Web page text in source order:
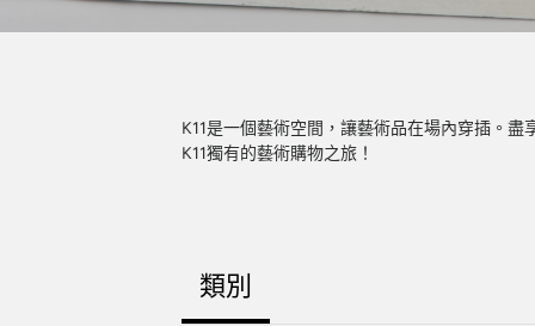
K11是一個藝術空間，讓藝術品在場內穿插。
K11獨有的藝術購物之旅！
類別